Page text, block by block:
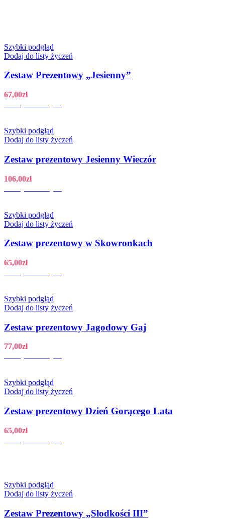
Szybki podgląd
Dodaj do listy życzeń
Zestaw Prezentowy „Jesienny”
67,00zł
Szybki podgląd
Dodaj do listy życzeń
Zestaw prezentowy Jesienny Wieczór
106,00zł
Szybki podgląd
Dodaj do listy życzeń
Zestaw prezentowy w Skowronkach
65,00zł
Szybki podgląd
Dodaj do listy życzeń
Zestaw prezentowy Jagodowy Gaj
77,00zł
Szybki podgląd
Dodaj do listy życzeń
Zestaw prezentowy Dzień Gorącego Lata
65,00zł
Szybki podgląd
Dodaj do listy życzeń
Zestaw Prezentowy „Słodkości III”